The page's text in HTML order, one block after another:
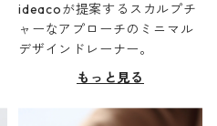
ideacoが提案するスカルプチ
ャーなアプローチのミニマル
デザインドレーナー。
もっと見る